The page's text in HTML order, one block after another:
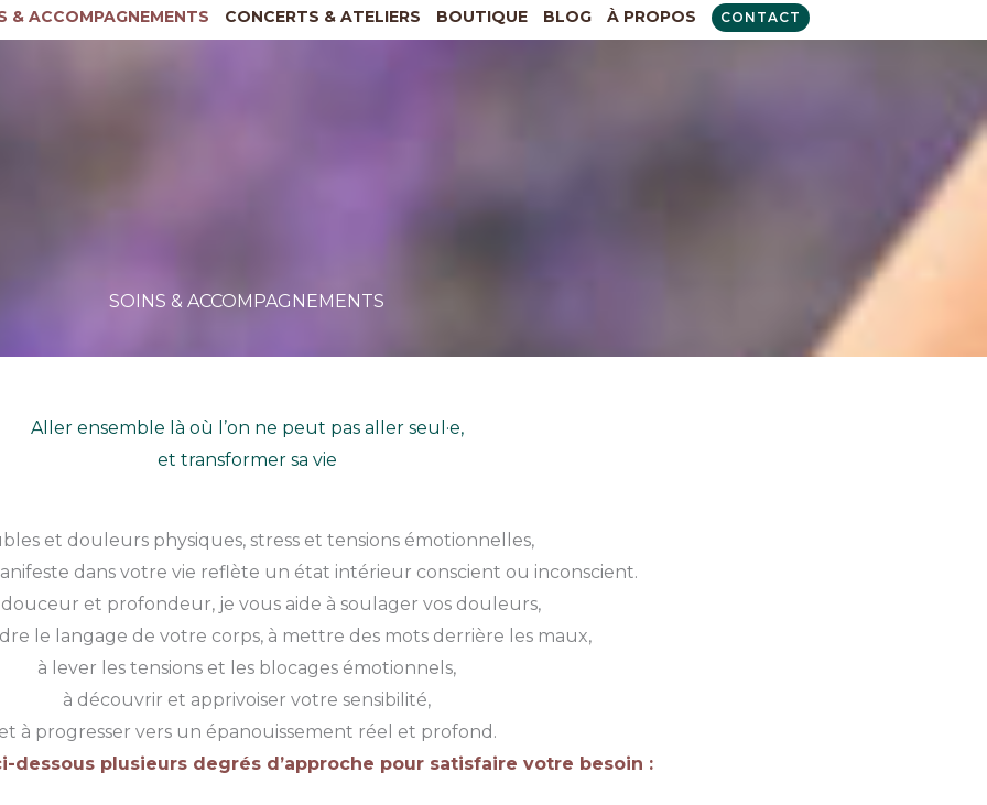
& ACCOMPAGNEMENTS CONCERTS & ATELIERS BOUTIQUE BLOG À PROPOS CONTACT
SOINS & ACCOMPAGNEMENTS
Aller ensemble là où l’on ne peut pas aller seul·e,
et transformer sa vie
et douleurs physiques, stress et tensions émotionnelles,
dans votre vie reflète un état intérieur conscient ou inconscient.
et profondeur, je vous aide à soulager vos douleurs,
le langage de votre corps, à mettre des mots derrière les maux,
à lever les tensions et les blocages émotionnels,
à découvrir et apprivoiser votre sensibilité,
à progresser vers un épanouissement réel et profond.
dessous plusieurs degrés d’approche pour satisfaire votre besoin :